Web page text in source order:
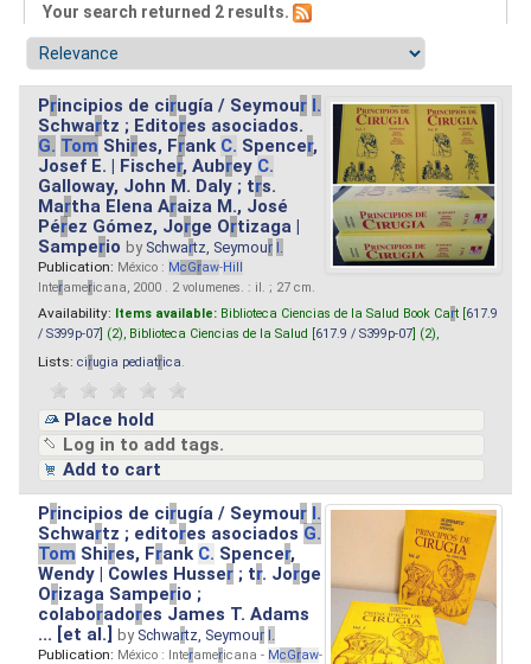
Your search returned 2 results.
Principios de cirugía / Seymour I.
Schwartz ; Editores asociados.
G. Tom Shires, Frank C. Spencer,
Josef E. | Fischer, Aubrey C.
Galloway, John M. Daly ; trs.
Martha Elena Araiza M., José
Pérez Gómez, Jorge Ortizaga |
Samperio by Schwartz, Seymour I.
Publication: México : McGraw-Hill
Interamericana, 2000 . 2 volumenes. : il. ; 27 cm.
Availability: Items available: Biblioteca Ciencias de la Salud Book Cart [ 617.9
/ S399p-07 ] (2), Biblioteca Ciencias de la Salud [ 617.9 / S399p-07 ] (2),
Lists: cirugia pediatrica
Place hold
Log in to add tags.
Add to cart
Principios de cirugía / Seymour I.
Schwartz ; editores asociados G.
Tom Shires, Frank C. Spencer,
Wendy | Cowles Husser ; tr. Jorge
Orizaga Samperio ;
colaboradores James T. Adams
... [et al.]by Schwartz, Seymour I.
Publication: México : Interamericana - McGraw-